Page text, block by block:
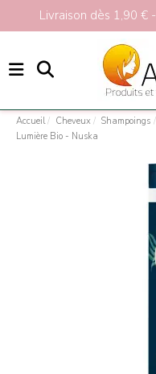
Livraison dès 1,90 € -
Accueil Cheveux Shampoings
Lumière Bio - Nuska